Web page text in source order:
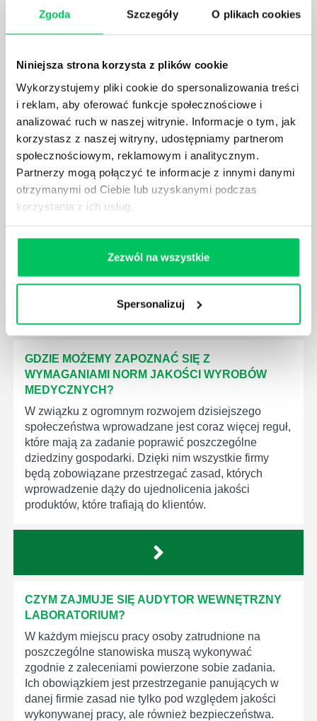
Zgoda Szczegóły O plikach cookies
Niniejsza strona korzysta z plików cookie
Wykorzystujemy pliki cookie do spersonalizowania treści
i reklam, aby oferować funkcje społecznościowe i
analizować ruch w naszej witrynie. Informacje o tym, jak
korzystasz z naszej witryny, udostępniamy partnerom
społecznościowym, reklamowym i analitycznym.
Partnerzy mogą połączyć te informacje z innymi danymi
otrzymanymi od Ciebie lub uzyskanymi podczas
korzystania z ich usług.
Zezwól na wszystkie
Spersonalizuj
Ustawa o ochronie środowiska obowiązuje każdego
z nas – bez wyjątku. Warto podkreślić, że określona
jest w niej także dokładnie kwestia wycinki drzew.
zgłaszana? Jak to w zasadzie dokładniej wygląda?
Czy z prywatnej posesji można wyciąć cokolwiek?
KTO EGZEKWUJE PRAWO WODNE?
Prawo wodne to dość skomplikowane prawo w
odpowiemy pokrótce poniżej.
GDZIE MOŻEMY ZAPOZNAĆ SIĘ Z
WYMAGANIAMI NORM JAKOŚCI WYROBÓW
MEDYCZNYCH?
W związku z ogromnym rozwojem dzisiejszego
społeczeństwa wprowadzane jest coraz więcej reguł,
które mają za zadanie poprawić poszczególne
dziedziny gospodarki. Dzięki nim wszystkie firmy
będą zobowiązane przestrzegać zasad, których
wprowadzenie dąży do ujednolicenia jakości
produktów, które trafiają do klientów.
CZYM ZAJMUJE SIĘ AUDYTOR WEWNĘTRZNY
LABORATORIUM?
W każdym miejscu pracy osoby zatrudnione na
poszczególne stanowiska muszą wykonywać
zgodnie z zaleceniami powierzone sobie zadania.
Ich obowiązkiem jest przestrzeganie panujących w
danej firmie zasad nie tylko pod względem jakości
wykonywanej pracy, ale również bezpieczeństwa.